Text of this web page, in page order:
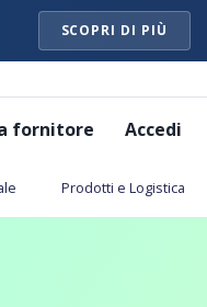
SCOPRI DI PIÙ
fornitore Accedi
Prodotti e Logistica